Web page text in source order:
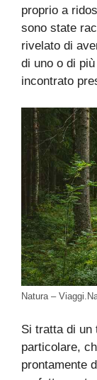
proprio a
sono state
rivelato di
di uno o di
incontrato
Natura –
Si tratta di un
particolare,
prontamente